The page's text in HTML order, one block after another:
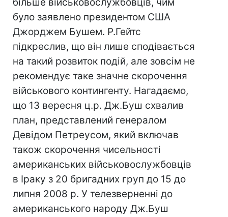
було заявлено президентом США
Джорджем Бушем. Р.Гейтс
підкреслив, що він лише сподівається
на такий розвиток подій, але зовсім не
рекомендує таке значне скорочення
військового контингенту. Нагадаємо,
що 13 вересня ц.р. Дж.Буш схвалив
план, представлений генералом
Девідом Петреусом, який включав
також скорочення чисельності
американських військовослужбовців
в Іраку з 20 бригадних груп до 15 до
липня 2008 р. У телезверненні до
американського народу Дж.Буш